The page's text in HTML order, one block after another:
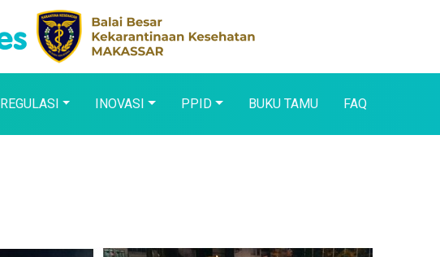
REGULASI INOVASI PPID BUKU TAMU FAQ